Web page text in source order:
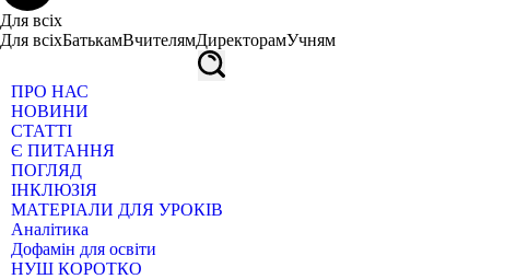
Для всіх
Для всіхБатькамВчителямДиректорамУчням
ПРО НАС
НОВИНИ
СТАТТІ
Є ПИТАННЯ
ПОГЛЯД
ІНКЛЮЗІЯ
МАТЕРІАЛИ ДЛЯ УРОКІВ
Аналітика
Дофамін для освіти
НУШ КОРОТКО